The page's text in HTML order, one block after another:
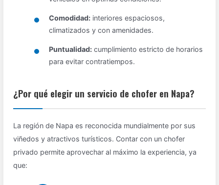
Comodidad: interiores espaciosos,
climatizados y con amenidades.
Puntualidad: cumplimiento estricto de horarios
para evitar contratiempos.
¿Por qué elegir un servicio de chofer en Napa?
La región de Napa es reconocida mundialmente por sus
viñedos y atractivos turísticos. Contar con un chofer
privado permite aprovechar al máximo la experiencia, ya
que: